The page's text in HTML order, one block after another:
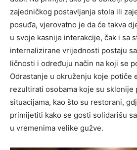
zajedničkog postavljanja stola ili
posuđa, vjerovatno je da će takva
u svoje kasnije interakcije, čak i sa
internalizirane vrijednosti postaju
ličnosti i određuju način na koji se
Odrastanje u okruženju koje potiče
rezultirati osobama koje su sklonije
situacijama, kao što su restorani,
primijetiti kako se gosti solidarišu
u vremenima velike gužve.